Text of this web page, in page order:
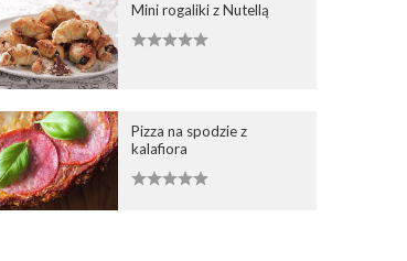
Mini rogaliki z Nutellą
Pizza na spodzie z
kalafiora